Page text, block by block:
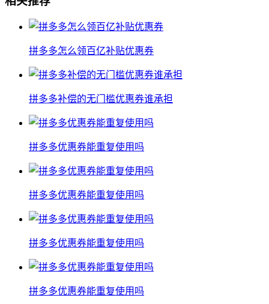
拼多多怎么领百亿补贴优惠券
拼多多补偿的无门槛优惠券谁承担
拼多多优惠券能重复使用吗
拼多多优惠券能重复使用吗
拼多多优惠券能重复使用吗
拼多多优惠券能重复使用吗